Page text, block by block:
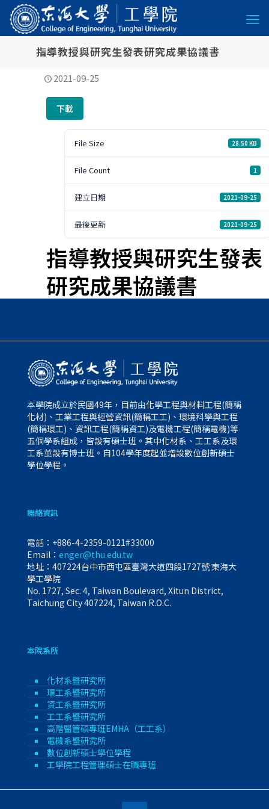
指導教授與研究生發表研究成果協議書
2021-09-25
下載
File Size 28.50 KB
File Count 1
建立日期 2021-09-25
最後更新 2021-09-25
指導教授與研究生發表
研究成果協議書
本學院成立於民國49年，目前由化學工程與材料工程(簡稱
化材)、工業工程與經營資訊(簡稱工工)、環境科學與工程
(簡稱環工)、資訊工程(簡稱資工)及電機工程(簡稱電機)等
五個學系組成，皆設有碩士班。其中化材系、工工系及環
工系並設有博士班。自104學年度起並增設數位創新碩士
學位學程。
聯絡資訊
電話： +886-4-2359-0121#33000
Email： enger@thu.edu.tw
地址：407224台中市西屯區臺灣大道四段1727號 東海大
學工學院
No. 1727, Sec. 4, Taiwan Boulevard, Xitun District,
Taichung City 407224, Taiwan R.O.C.
本院系所
化材系暨研究所
環工系暨研究所
資工系暨研究所
工工系暨研究所
高階醫管碩專班EMHA（工工系）
電機系暨研究所
數位創新碩士學位學程
工學院工程管理碩士在職專班